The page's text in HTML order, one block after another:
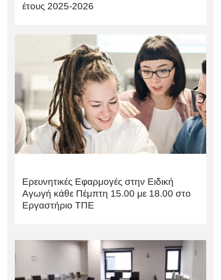
έτους 2025-2026
Ερευνητικές Εφαρμογές στην Ειδική
Αγωγή κάθε Πέμπτη 15.00 με 18.00 στο
Εργαστήριο ΤΠΕ